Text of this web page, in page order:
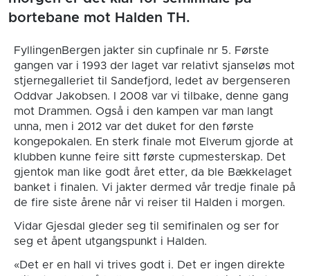
bortebane mot Halden TH.
FyllingenBergen jakter sin cupfinale nr 5. Første
gangen var i 1993 der laget var relativt sjanseløs mot
stjernegalleriet til Sandefjord, ledet av bergenseren
Oddvar Jakobsen. I 2008 var vi tilbake, denne gang
mot Drammen. Også i den kampen var man langt
unna, men i 2012 var det duket for den første
kongepokalen. En sterk finale mot Elverum gjorde at
klubben kunne feire sitt første cupmesterskap. Det
gjentok man like godt året etter, da ble Bækkelaget
banket i finalen. Vi jakter dermed vår tredje finale på
de fire siste årene når vi reiser til Halden i morgen.
Vidar Gjesdal gleder seg til semifinalen og ser for
seg et åpent utgangspunkt i Halden.
«Det er en hall vi trives godt i. Det er ingen direkte